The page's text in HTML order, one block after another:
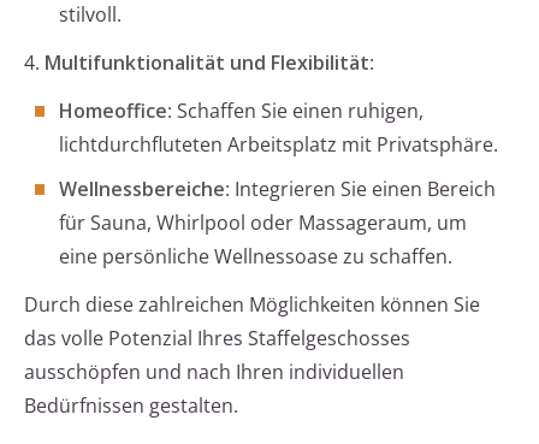
stilvoll.
4. Multifunktionalität und Flexibilität:
Homeoffice: Schaffen Sie einen ruhigen,
lichtdurchfluteten Arbeitsplatz mit Privatsphäre.
Wellnessbereiche: Integrieren Sie einen Bereich
für Sauna, Whirlpool oder Massageraum, um
eine persönliche Wellnessoase zu schaffen.
Durch diese zahlreichen Möglichkeiten können Sie
das volle Potenzial Ihres Staffelgeschosses
ausschöpfen und nach Ihren individuellen
Bedürfnissen gestalten.